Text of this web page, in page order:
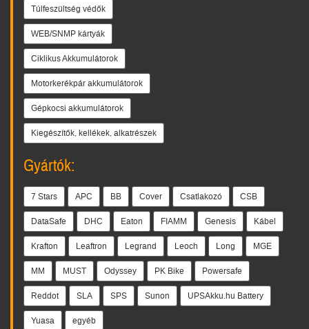
Túlfeszültség védők
WEB/SNMP kártyák
Ciklikus Akkumulátorok
Motorkerékpár akkumulátorok
Gépkocsi akkumulátorok
Kiegészítők, kellékek, alkatrészek
Gyártók:
7 Stars APC BB Cover Csatlakozó CSB
DataSafe DHC Eaton FIAMM Genesis Kábel
Krafton Leaftron Legrand Leoch Long MGE
MM MUST Odyssey PK Bike Powersafe
Reddot SLA SPS Sunon UPSAkku.hu Battery
Yuasa egyéb